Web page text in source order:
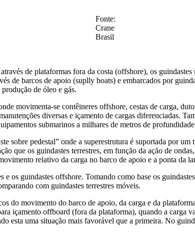
Fonte:
Crane
Brasil
de plataformas fora da costa (offshore), os
de barcos de apoio (suplly boats) e embarcados por
de óleo e gás.
movimenta-se contêineres offshore, cestas de carga,
diversas e içamento de cargas diferenciadas.
submarinos a milhares de metros de
sobre pedestal” onde a superestrutura é suportada por
que os guindastes terrestres, em função da ação de
relativo da carga no barco de apoio e a ponta da
e os guindastes offshore. Tomando como base os
com guindastes terrestres móveis.
do movimento do barco de apoio, da carga e da
içamento offboard (fora da plataforma), quando a carga
esta uma situação mais favorável que a primeira. No